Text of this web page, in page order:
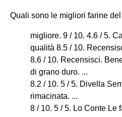
Quali sono le migliori farine
migliore. 9 / 10. 4.6 / 5.
qualità 8.5 / 10.
8.6 / 10. Recensisci.
di grano duro. ...
8.2 / 10. 5 / 5. Divella
rimacinata. ...
8 / 10. 5 / 5. Lo Conte Le